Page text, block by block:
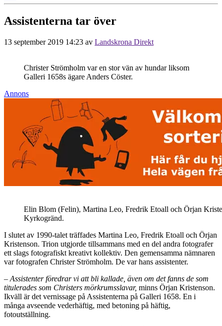
Assistenterna tar över
13 september 2019 14:23 av Landskrona Direkt
Christer Strömholm var en stor vän av hundar liksom
Galleri 1658s ägare Anders Cöster.
Annons
Elin Blom (Felin), Martina Leo, Fredrik Etoall och Örjan
Kyrkogränd.
I slutet av 1990-talet träffades Martina Leo, Fredrik Etoall och Örjan
Kristenson. Trion utgjorde tillsammans med en del andra fotografer
ett slags fotografiskt kreativt kollektiv. Den gemensamma nämnaren
var fotografen Christer Strömholm. De var hans assistenter.
– Assistenter föredrar vi att bli kallade, även om det fanns de som
titulerades som Christers mörkrumsslavar, minns Örjan Kristenson.
Ikväll är det vernissage på Assistenterna på Galleri 1658. En i
många avseende vederhäftig, med betoning på häftig,
fotoutställning.